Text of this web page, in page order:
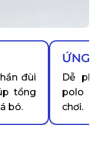
đùi
tổng
bó.
ỨNG
Dễ
polo
chơi.